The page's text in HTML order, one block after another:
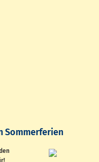
Sommerferien